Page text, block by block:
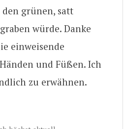
grünen, satt
würde. Danke
einweisende
und Füßen. Ich
zu erwähnen.